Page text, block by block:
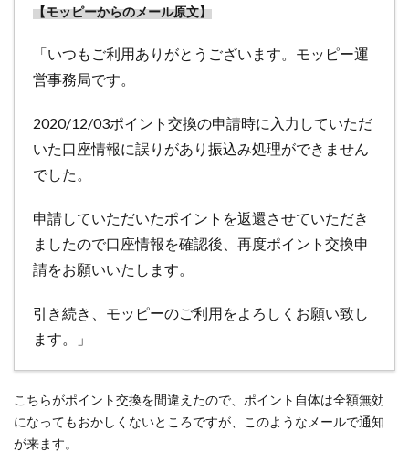
【モッピーからのメール原文】
「いつもご利用ありがとうございます。モッピー運
営事務局です。
2020/12/03ポイント交換の申請時に入力していただ
いた口座情報に誤りがあり振込み処理ができません
でした。
申請していただいたポイントを返還させていただき
ましたので口座情報を確認後、再度ポイント交換申
請をお願いいたします。
引き続き、モッピーのご利用をよろしくお願い致し
ます。」
こちらがポイント交換を間違えたので、ポイント自体は全額無効
になってもおかしくないところですが、このようなメールで通知
が来ます。